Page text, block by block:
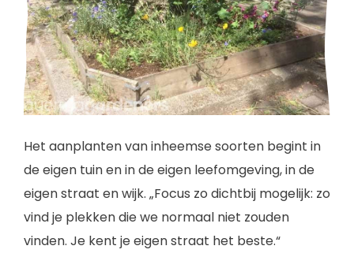
Het aanplanten van inheemse soorten begint in
de eigen tuin en in de eigen leefomgeving, in de
eigen straat en wijk. „Focus zo dichtbij mogelijk: zo
vind je plekken die we normaal niet zouden
vinden. Je kent je eigen straat het beste.“